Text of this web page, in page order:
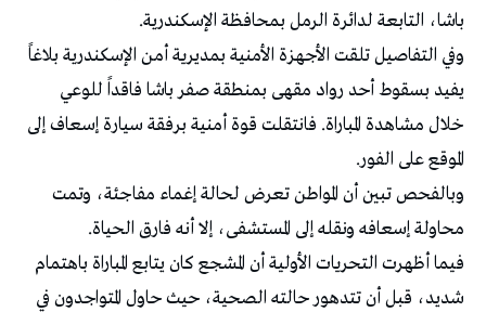
باشا، التابعة لدائرة الرمل بمحافظة الإسكندرية.
وفي التفاصيل تلقت الأجهزة الأمنية بمديرية أمن الإسكندرية بلاغاً
يفيد بسقوط أحد رواد مقهى بمنطقة صفر باشا فاقداً للوعي
خلال مشاهدة المباراة. فانتقلت قوة أمنية برفقة سيارة إسعاف إلى
الموقع على الفور.
وبالفحص تبين أن المواطن تعرض لحالة إغماء مفاجئة، وتمت
محاولة إسعافه ونقله إلى المستشفى، إلا أنه فارق الحياة.
فيما أظهرت التحريات الأولية أن المشجع كان يتابع المباراة باهتمام
شديد، قبل أن تتدهور حالته الصحية، حيث حاول المتواجدون في